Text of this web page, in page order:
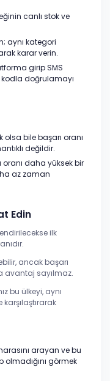
canlı stok ve
aynı kategori
karar verin.
girip SMS
doğrulamayı
bile başarı oranı
değildir.
daha yüksek bir
az zaman
Edin
ilk
ancak başarı
avantaj sayılmaz.
bu ülkeyi, aynı
arayan ve bu
olmadığını görmek